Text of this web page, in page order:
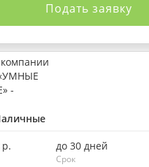
Подать заявку
до 30 дней
Срок